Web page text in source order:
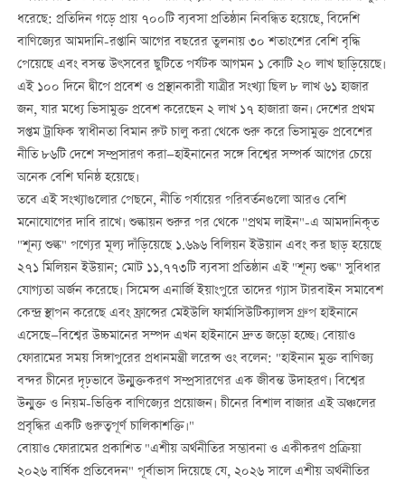
ধরেছে: প্রতিদিন গড়ে প্রায় ৭০০টি ব্যবসা প্রতিষ্ঠান নিবন্ধিত হয়েছে, বিদেশি
বাণিজ্যের আমদানি-রপ্তানি আগের বছরের তুলনায় ৩০ শতাংশের বেশি বৃদ্ধি
পেয়েছে এবং বসন্ত উৎসবের ছুটিতে পর্যটক আগমন ১ কোটি ২০ লাখ ছাড়িয়েছে।
এই ১০০ দিনে দ্বীপে প্রবেশ ও প্রস্থানকারী যাত্রীর সংখ্যা ছিল ৮ লাখ ৬১ হাজার
জন, যার মধ্যে ভিসামুক্ত প্রবেশ করেছেন ২ লাখ ১৭ হাজারা জন। দেশের প্রথম
সপ্তম ট্রাফিক স্বাধীনতা বিমান রুট চালু করা থেকে শুরু করে ভিসামুক্ত প্রবেশের
নীতি ৮৬টি দেশে সম্প্রসারণ করা—হাইনানের সঙ্গে বিশ্বের সম্পর্ক আগের চেয়ে
অনেক বেশি ঘনিষ্ঠ হয়েছে।
তবে এই সংখ্যাগুলোর পেছনে, নীতি পর্যায়ের পরিবর্তনগুলো আরও বেশি
মনোযোগের দাবি রাখে। শুল্কায়ন শুরুর পর থেকে "প্রথম লাইন"-এ আমদানিকৃত
"শূন্য শুল্ক" পণ্যের মূল্য দাঁড়িয়েছে ১.৬৯৬ বিলিয়ন ইউয়ান এবং কর ছাড় হয়েছে
২৭১ মিলিয়ন ইউয়ান; মোট ১১,৭৭৩টি ব্যবসা প্রতিষ্ঠান এই "শূন্য শুল্ক" সুবিধার
যোগ্যতা অর্জন করেছে। সিমেন্স এনার্জি ইয়াংপুরে তাদের গ্যাস টারবাইন সমাবেশ
কেন্দ্র স্থাপন করেছে এবং ফ্রান্সের মেইউলি ফার্মাসিউটিক্যালস গ্রুপ হাইনানে
এসেছে—বিশ্বের উচ্চমানের সম্পদ এখন হাইনানে দ্রুত জড়ো হচ্ছে। বোয়াও
ফোরামের সময় সিঙ্গাপুরের প্রধানমন্ত্রী লরেন্স ওং বলেন: "হাইনান মুক্ত বাণিজ্য
বন্দর চীনের দৃঢ়ভাবে উন্মুক্তকরণ সম্প্রসারণের এক জীবন্ত উদাহরণ। বিশ্বের
উন্মুক্ত ও নিয়ম-ভিত্তিক বাণিজ্যের প্রয়োজন। চীনের বিশাল বাজার এই অঞ্চলের
প্রবৃদ্ধির একটি গুরুত্বপূর্ণ চালিকাশক্তি।"
বোয়াও ফোরামের প্রকাশিত "এশীয় অর্থনীতির সম্ভাবনা ও একীকরণ প্রক্রিয়া
২০২৬ বার্ষিক প্রতিবেদন" পূর্বাভাস দিয়েছে যে, ২০২৬ সালে এশীয় অর্থনীতির